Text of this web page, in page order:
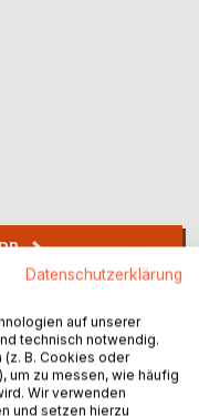
Datenschutzerklärung
auf unserer
technisch notwendig.
B. Cookies oder
um zu messen, wie häufig
Wir verwenden
und setzen hierzu